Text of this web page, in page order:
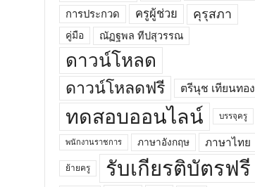
การประกวด ครูผู้ช่วย คุรุสภา
คู่มือ ณัฏฐพล ทีปสุวรรณ
ดาวน์โหลด
ดาวน์โหลดฟรี ตรีนุช เทียนทอง
ทดสอบออนไลน์ บรรจุครู
พนักงานราชการ ภาษาอังกฤษ ภาษาไทย
ย้ายครู รับเกียรติบัตรฟรี